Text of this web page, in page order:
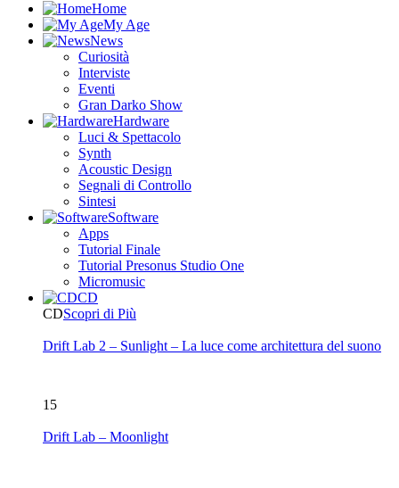
Home
My Age
News
Curiosità
Interviste
Eventi
Gran Darko Show
Hardware
Luci & Spettacolo
Synth
Acoustic Design
Segnali di Controllo
Sintesi
Software
Apps
Tutorial Finale
Tutorial Presonus Studio One
Micromusic
CD
CDScopri di Più
Drift Lab 2 – Sunlight – La luce come architettura del suono
15
Drift Lab – Moonlight